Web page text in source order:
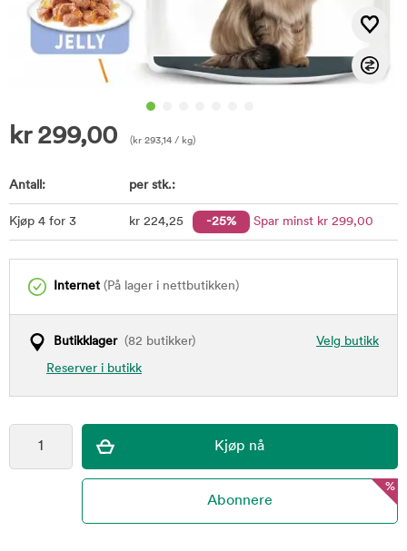
kr 299,00 ( kr 293,14 / kg)
Antall: per stk.:
Kjøp 4 for 3 kr 224,25 -25% Spar minst kr 299,00
Internet (På lager i nettbutikken)
Velg butikk
Butikklager(82 butikker)
Reserver i butikk
%